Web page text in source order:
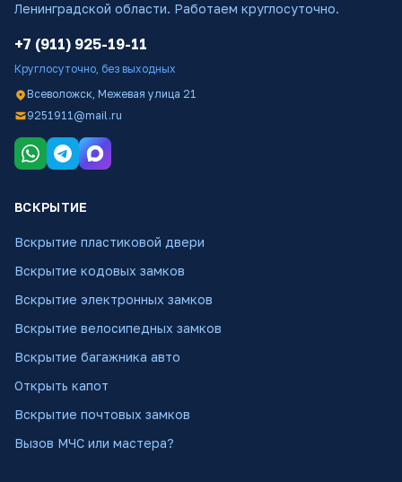
Ленинградской области. Работаем круглосуточно.
+7 (911) 925-19-11
Круглосуточно, без выходных
Всеволожск, Межевая улица 21
9251911@mail.ru
ВСКРЫТИЕ
Вскрытие пластиковой двери
Вскрытие кодовых замков
Вскрытие электронных замков
Вскрытие велосипедных замков
Вскрытие багажника авто
Открыть капот
Вскрытие почтовых замков
Вызов МЧС или мастера?